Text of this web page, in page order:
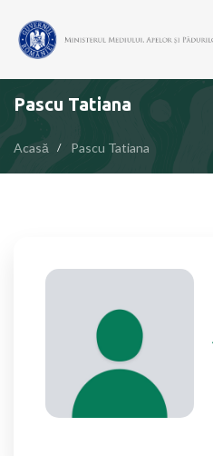
Pascu Tatiana
Acasă Pascu Tatiana